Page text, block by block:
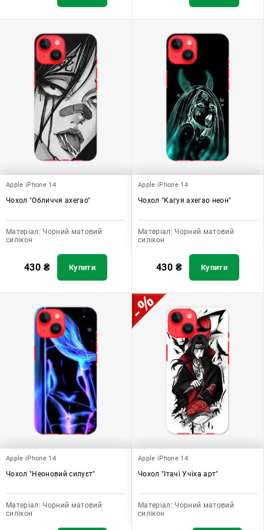
Apple iPhone 14
Чохол "Обличчя ахегао"
Матеріал: Чорний матовий
силікон
430 ₴ Купити
Apple iPhone 14
Чохол "Кагуя ахегао неон"
Матеріал: Чорний матовий
силікон
430 ₴ Купити
Apple iPhone 14
Чохол "Неоновий силуєт"
Матеріал: Чорний матовий
силікон
Apple iPhone 14
Чохол "Ітачі Учіха арт"
Матеріал: Чорний матовий
силікон